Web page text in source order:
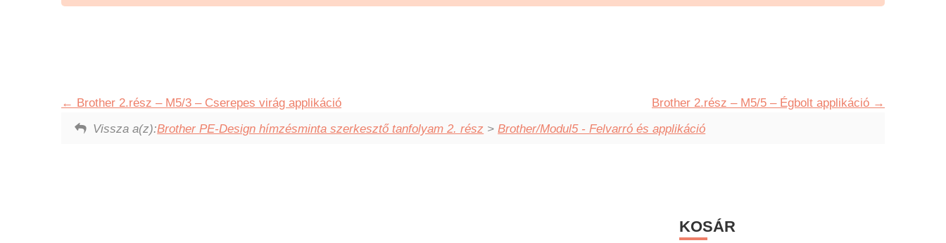
Brother 2.rész – M5/3 – Cserepes virág applikáció
Brother 2.rész – M5/5 – Égbolt applikáció
Vissza a(z):Brother PE-Design hímzésminta szerkesztő tanfolyam 2. rész >Brother/Modul5 - Felvarró és applikáció
Primary
Sidebar
KOSÁR